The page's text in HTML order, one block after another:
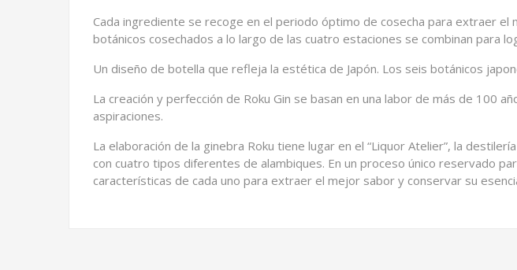
Cada ingrediente se recoge en el periodo óptimo de cosecha para extraer
botánicos cosechados a lo largo de las cuatro estaciones se combinan para
Un diseño de botella que refleja la estética de Japón. Los seis botánicos
La creación y perfección de Roku Gin se basan en una labor de más de 100
aspiraciones.
La elaboración de la ginebra Roku tiene lugar en el “Liquor Atelier”, la
con cuatro tipos diferentes de alambiques. En un proceso único reservado
características de cada uno para extraer el mejor sabor y conservar su